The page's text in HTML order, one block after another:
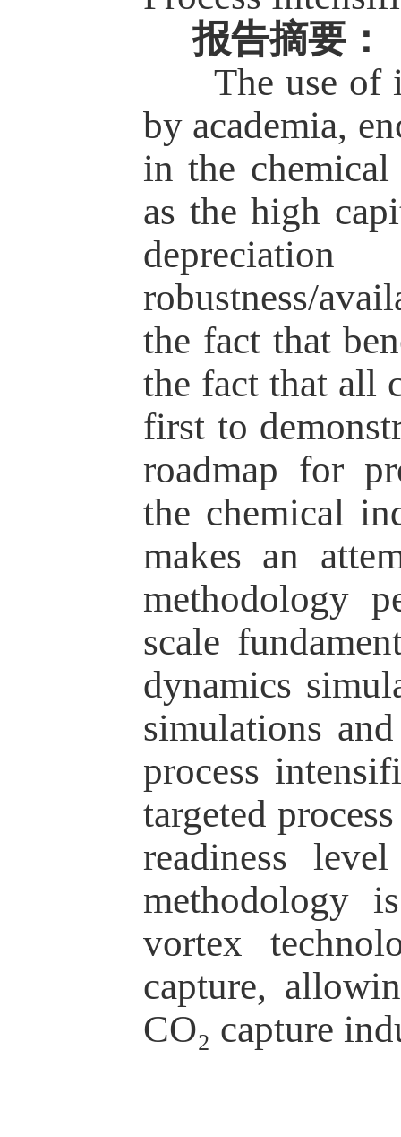
报告摘要：
The use of
by academia,
in the chemical
as the high
robustness/
the fact that
the fact that all
first to
roadmap for
the chemical
makes an
methodology
scale
dynamics
simulations
process
targeted
readiness
methodology
vortex
capture,
CO₂ capture